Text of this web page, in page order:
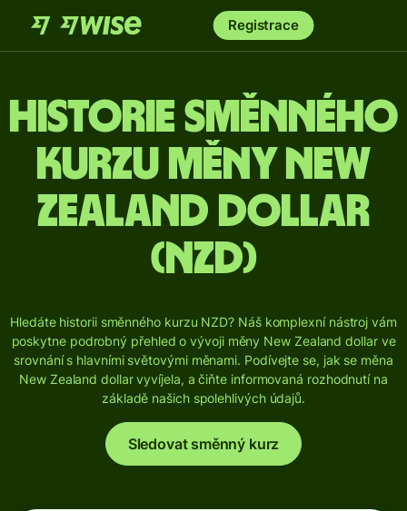
Registrace
Historie směnného
kurzu měny New
Zealand dollar
(NZD)
Hledáte historii směnného kurzu NZD? Náš komplexní nástroj vám
poskytne podrobný přehled o vývoji měny New Zealand dollar ve
srovnání s hlavními světovými měnami. Podívejte se, jak se měna
New Zealand dollar vyvíjela, a čiňte informovaná rozhodnutí na
základě našich spolehlivých údajů.
Sledovat směnný kurz